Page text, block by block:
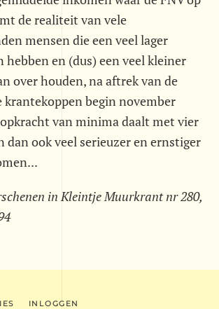
de realiteit van vele
mensen die een veel lager
en (dus) een veel kleiner
over houden, na aftrek van de
krantekoppen begin november
van minima daalt met vier
dan ook veel serieuzer en ernstiger
in Kleintje Muurkrant nr 280,
INLOGGEN